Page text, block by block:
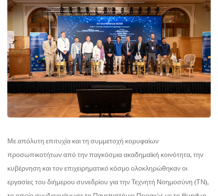
Με απόλυτη επιτυχία και τη συμμετοχή κορυφαίων
προσωπικοτήτων από την παγκόσμια ακαδημαϊκή κοινότητα, την
κυβέρνηση και τον επιχειρηματικό κόσμο ολοκληρώθηκαν οι
εργασίες του διήμερου συνεδρίου για την Τεχνητή Νοημοσύνη (ΤΝ),